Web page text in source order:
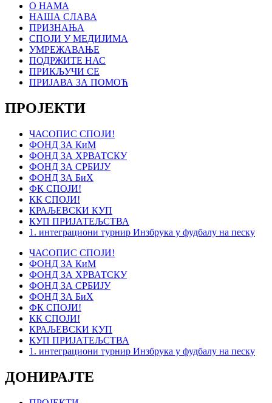
О НАМА
НАША СЛАВА
ПРИЗНАЊА
СПОЈИ У МЕДИЈИМА
УМРЕЖАВАЊЕ
ПОДРЖИТЕ НАС
ПРИКЉУЧИ СЕ
ПРИЈАВА ЗА ПОМОЋ
ПРОЈЕКТИ
ЧАСОПИС СПОЈИ!
ФОНД ЗА КиМ
ФОНД ЗА ХРВАТСКУ
ФОНД ЗА СРБИЈУ
ФОНД ЗА БиХ
ФК СПОЈИ!
КК СПОЈИ!
КРАЉЕВСКИ КУП
КУП ПРИЈАТЕЉСТВА
1. интеграциони турнир Инзбрука у фудбалу на песку
ЧАСОПИС СПОЈИ!
ФОНД ЗА КиМ
ФОНД ЗА ХРВАТСКУ
ФОНД ЗА СРБИЈУ
ФОНД ЗА БиХ
ФК СПОЈИ!
КК СПОЈИ!
КРАЉЕВСКИ КУП
КУП ПРИЈАТЕЉСТВА
1. интеграциони турнир Инзбрука у фудбалу на песку
ДОНИРАЈТЕ